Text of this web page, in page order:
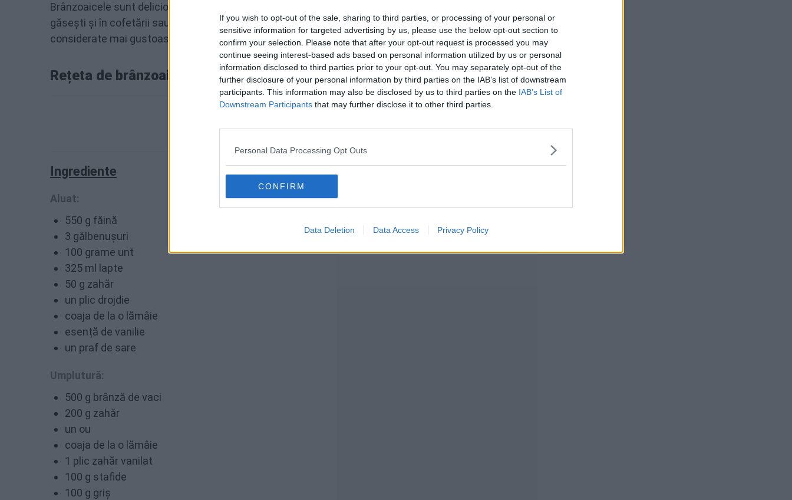
If you wish to opt-out of the sale, sharing to third parties, or processing of your personal or
sensitive information for targeted advertising by us, please use the below opt-out section to
confirm your selection. Please note that after your opt-out request is processed you may
continue seeing interest-based ads based on personal information utilized by us or personal
information disclosed to third parties prior to your opt-out. You may separately opt-out of the
further disclosure of your personal information by third parties on the IAB’s list of downstream
participants. This information may also be disclosed by us to third parties on the IAB’s List of
Downstream Participants that may further disclose it to other third parties.
Personal Data Processing Opt Outs
CONFIRM
Data Deletion Data Access Privacy Policy
Brânzoaicele sunt delicioase atât calde, cât și reci, și sunt adesea servite ca desert sau gustare. Poți să le
găsești și în cofetării sau la târguri, dar multă lume preferă versiunile făcute în casă, care sunt adesea
considerate mai gustoase și mai autentice.
Rețeta de brânzoaice
1 oră și 45 minute
Ingrediente
Aluat:
550 g făină
3 gălbenușuri
100 grame unt
325 ml lapte
50 g zahăr
un plic drojdie
coaja de la o lămâie
esență de vanilie
un praf de sare
Umplutură:
500 g brânză de vaci
200 g zahăr
un ou
coaja de la o lămâie
1 plic zahăr vanilat
100 g stafide
100 g griș